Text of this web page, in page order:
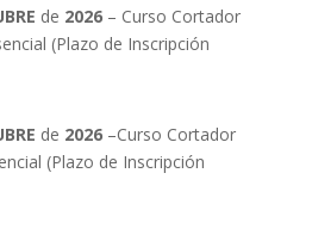
de 2026– Curso Cortador
(Plazo de Inscripción
de 2026–Curso Cortador
(Plazo de Inscripción